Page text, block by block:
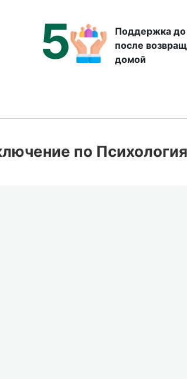
5
Поддержка до
после
домой
по